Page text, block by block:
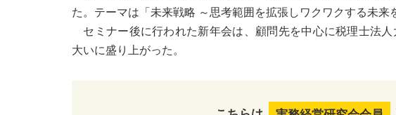
た。テーマは「未来戦略 ～思考範囲を拡張しワクワクする未来
セミナー後に行われた新年会は、顧問先を中心に税理士法
大いに盛り上がった。